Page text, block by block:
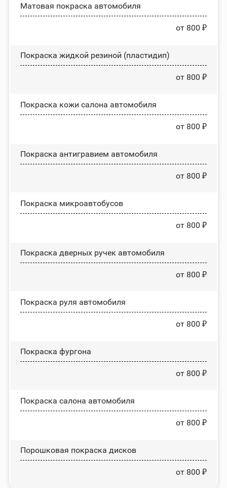
Матовая покраска автомобиля
от 800 ₽
Покраска жидкой резиной (пластидип)
от 800 ₽
Покраска кожи салона автомобиля
от 800 ₽
Покраска антигравием автомобиля
от 800 ₽
Покраска микроавтобусов
от 800 ₽
Покраска дверных ручек автомобиля
от 800 ₽
Покраска руля автомобиля
от 800 ₽
Покраска фургона
от 800 ₽
Покраска салона автомобиля
от 800 ₽
Порошковая покраска дисков
от 800 ₽